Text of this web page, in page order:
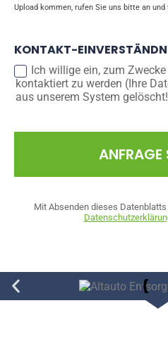
Upload kommen, rufen Sie uns bitte an
KONTAKT-
Ich willige ein, zum
kontaktiert zu werden (Ihre
aus unserem System
ANFRAGE
Mit Absenden dieses